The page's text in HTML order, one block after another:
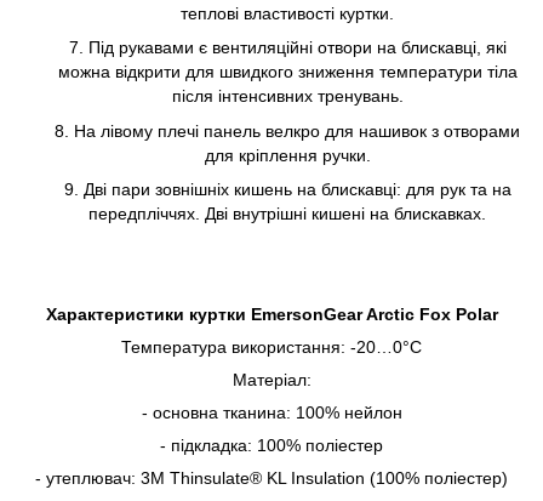
теплові властивості куртки.
Під рукавами є вентиляційні отвори на блискавці, які
можна відкрити для швидкого зниження температури тіла
після інтенсивних тренувань.
На лівому плечі панель велкро для нашивок з отворами
для кріплення ручки.
Дві пари зовнішніх кишень на блискавці: для рук та на
передпліччях. Дві внутрішні кишені на блискавках.
Характеристики куртки EmersonGear Arctic Fox Polar
Температура використання: -20…0°С
Матеріал:
- основна тканина: 100% нейлон
- підкладка: 100% поліестер
- утеплювач: 3M Thinsulate® KL Insulation (100% поліестер)